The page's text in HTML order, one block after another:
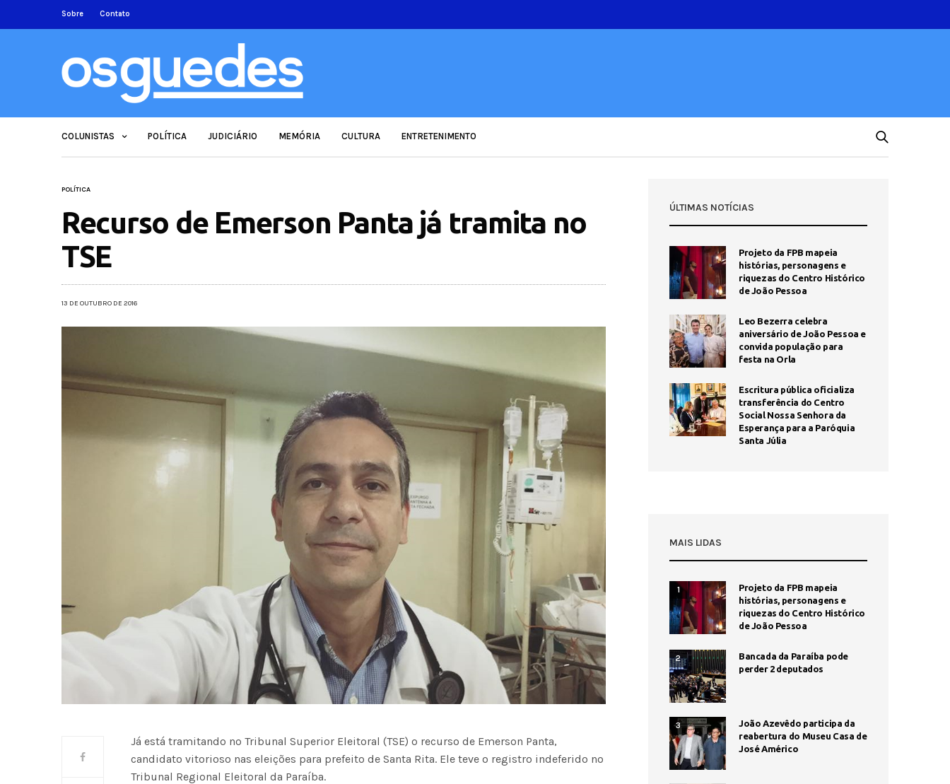
Sobre Contato
COLUNISTAS POLÍTICA JUDICIÁRIO MEMÓRIA CULTURA ENTRETENIMENTO
POLÍTICA
Recurso de Emerson Panta já tramita no
TSE
13 DE OUTUBRO DE 2016
Já está tramitando no Tribunal Superior Eleitoral (TSE) o recurso de Emerson Panta,
candidato vitorioso nas eleições para prefeito de Santa Rita. Ele teve o registro indeferido no
Tribunal Regional Eleitoral da Paraíba.
ÚLTIMAS NOTÍCIAS
Projeto da FPB mapeia
histórias, personagens e
riquezas do Centro Histórico
de João Pessoa
Leo Bezerra celebra
aniversário de João Pessoa e
convida população para
festa na Orla
Escritura pública oficializa
transferência do Centro
Social Nossa Senhora da
Esperança para a Paróquia
Santa Júlia
MAIS LIDAS
1
Projeto da FPB mapeia
histórias, personagens e
riquezas do Centro Histórico
de João Pessoa
2
Bancada da Paraíba pode
perder 2 deputados
3
João Azevêdo participa da
reabertura do Museu Casa de
José Américo